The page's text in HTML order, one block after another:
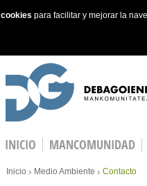
cookies para facilitar y mejorar la
INICIO MANCOMUNIDAD
You are here
Inicio Medio Ambiente Contacto